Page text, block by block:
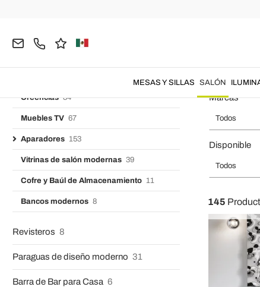
MESAS Y SILLAS SALÓN
Estanterías de diseño
Creencias 84
Muebles TV 67
Aparadores 153
Vitrinas de salón modernas 39
Cofre y Baúl de Almacenamiento 11
Bancos modernos 8
Revisteros 8
Paraguas de diseño moderno 31
Barra de Bar para Casa 6
Marcas
Todos
Disponible
Todos
145